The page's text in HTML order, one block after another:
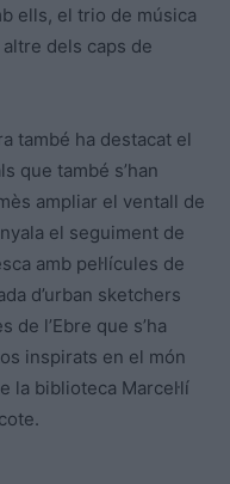
ells, el trio de música
dels caps de
també ha destacat el
que també s’han
ampliar el ventall de
el seguiment de
amb pel·lícules de
d’urban sketchers
de l’Ebre que s’ha
inspirats en el món
la biblioteca Marcel·lí